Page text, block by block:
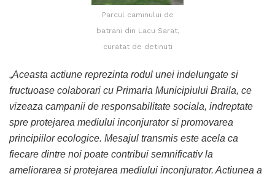
Parcul caminului de
batrani din Lacu Sarat,
curatat de detinuti
„Aceasta actiune reprezinta rodul unei indelungate si
fructuoase colaborari cu Primaria Municipiului Braila, ce
vizeaza campanii de responsabilitate sociala, indreptate
spre protejarea mediului inconjurator si promovarea
principiilor ecologice. Mesajul transmis este acela ca
fiecare dintre noi poate contribui semnificativ la
ameliorarea si protejarea mediului inconjurator. Actiunea a